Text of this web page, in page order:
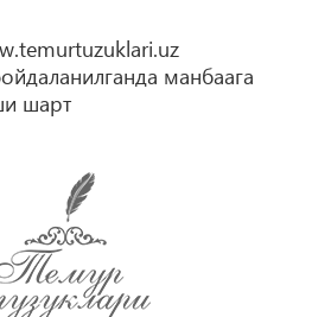
манбаага
шарт